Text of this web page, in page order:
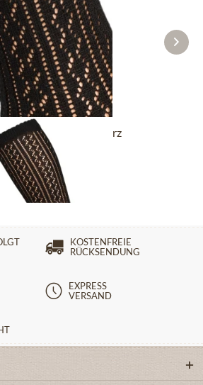
CS516 schwarz
14,90 €
KOSTENFREIE
RÜCKSENDUNG
EXPRESS
VERSAND